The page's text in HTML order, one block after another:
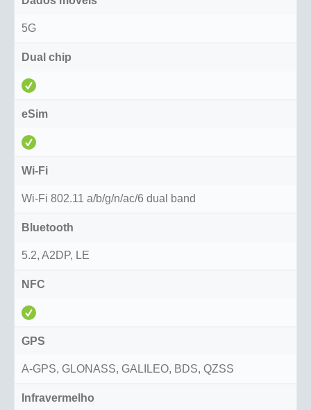
5G
Dual chip
eSim
Wi-Fi
Wi-Fi 802.11 a/b/g/n/ac/6 dual band
Bluetooth
5.2, A2DP, LE
NFC
GPS
A-GPS, GLONASS, GALILEO, BDS, QZSS
Infravermelho